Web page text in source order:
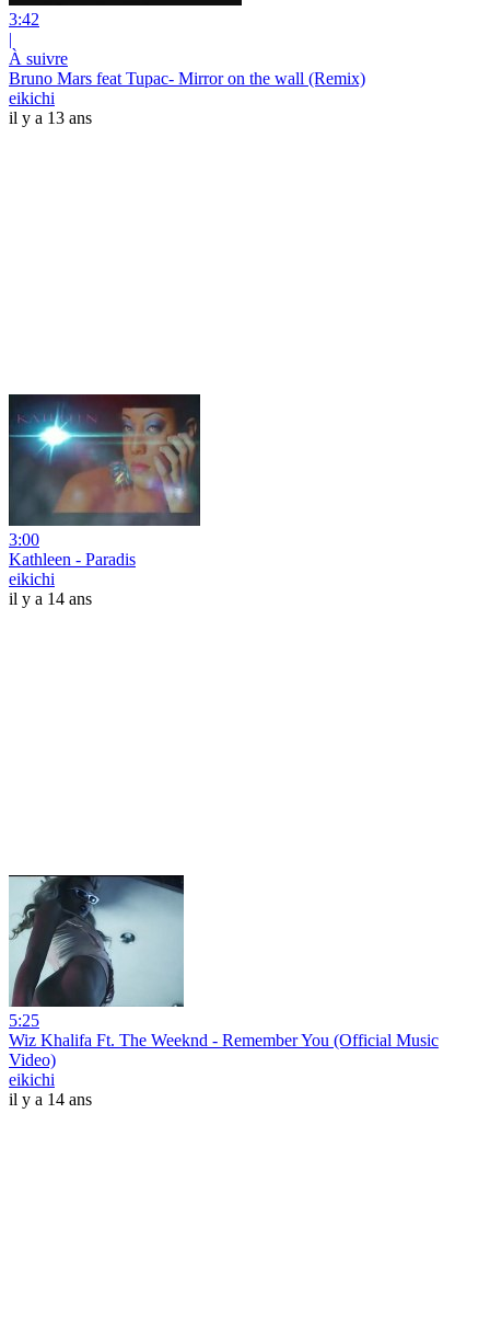
3:42
|
À suivre
Bruno Mars feat Tupac- Mirror on the wall (Remix)
eikichi
il y a 13 ans
3:00
Kathleen - Paradis
eikichi
il y a 14 ans
5:25
Wiz Khalifa Ft. The Weeknd - Remember You (Official Music
Video)
eikichi
il y a 14 ans